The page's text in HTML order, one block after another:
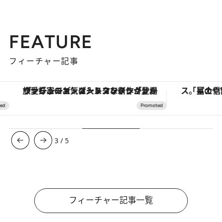
FEATURE
フィーチャー記事
ヴァシュロン・コンスタンタン「オーヴァーシーズ・オートマティック」。旅愛好家のお気に入りコレクションから、ジェンダーレスな新作が登場
3 / 5
フィーチャー記事一覧